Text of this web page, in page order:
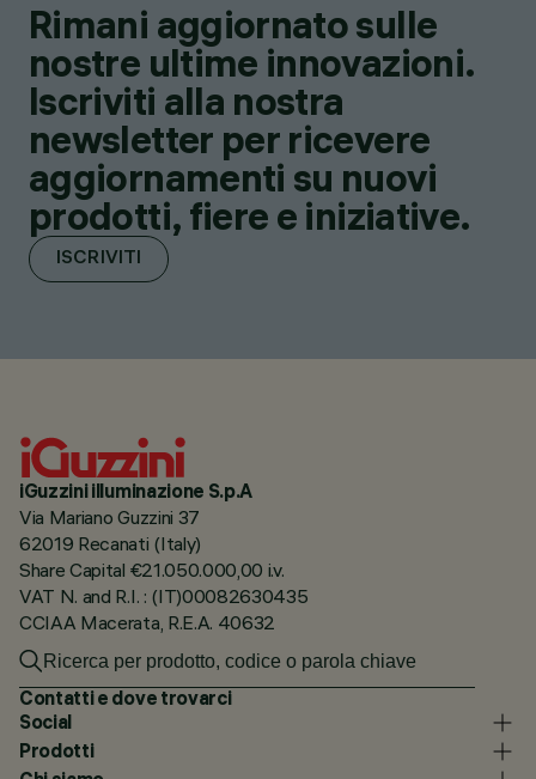
Rimani aggiornato sulle
nostre ultime innovazioni.
Iscriviti alla nostra
newsletter per ricevere
aggiornamenti su nuovi
prodotti, fiere e iniziative.
ISCRIVITI
iGuzzini illuminazione S.p.A
Via Mariano Guzzini 37
62019 Recanati (Italy)
Share Capital €21.050.000,00 i.v.
VAT N. and R.I. : (IT)00082630435
CCIAA Macerata, R.E.A. 40632
Contatti e dove trovarci
Social
Prodotti